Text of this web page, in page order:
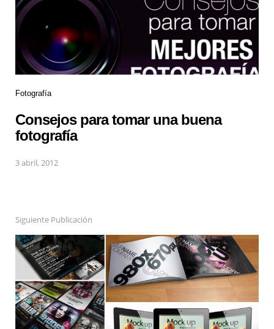
Fotografía
Consejos para tomar una buena
fotografía
3 abril, 2012
Siguiente Publicación